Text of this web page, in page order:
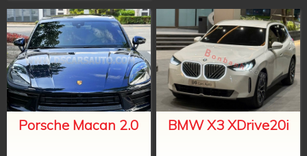
Porsche Macan 2.0 BMW X3 XDrive20i